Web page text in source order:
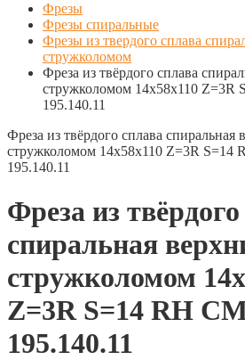
Фрезы
Фрезы спиральные
Фрезы из твердого сплава
стружколомом
Фреза из твёрдого сплава
стружколомом 14x58x110 Z=3R
195.140.11
Фреза из твёрдого сплава спиральная
стружколомом 14x58x110 Z=3R S=14
195.140.11
Фреза из
спиральная
стружколомом
Z=3R S=14 RH
195.140.11